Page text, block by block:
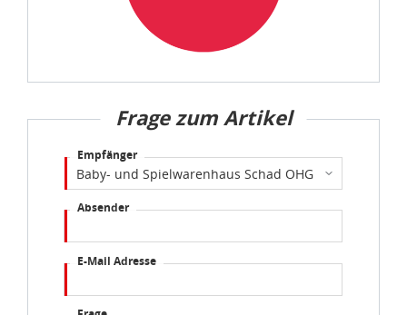
Frage zum Artikel
Empfänger
Absender
E-Mail Adresse
Frage